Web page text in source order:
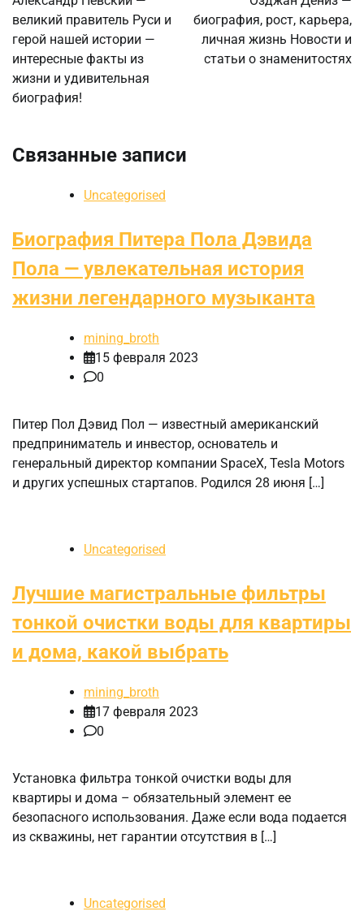
записям
великий правитель Руси и
герой нашей истории —
интересные факты из
жизни и удивительная
биография!
биография, рост, карьера,
личная жизнь Новости и
статьи о знаменитостях
Связанные записи
Uncategorised
Биография Питера Пола Дэвида
Пола — увлекательная история
жизни легендарного музыканта
mining_broth
15 февраля 2023
0
Питер Пол Дэвид Пол — известный американский
предприниматель и инвестор, основатель и
генеральный директор компании SpaceX, Tesla Motors
и других успешных стартапов. Родился 28 июня […]
Uncategorised
Лучшие магистральные фильтры
тонкой очистки воды для квартиры
и дома, какой выбрать
mining_broth
17 февраля 2023
0
Установка фильтра тонкой очистки воды для
квартиры и дома – обязательный элемент ее
безопасного использования. Даже если вода подается
из скважины, нет гарантии отсутствия в […]
Uncategorised